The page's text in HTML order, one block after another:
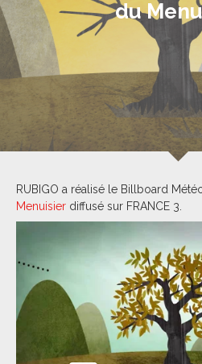
du
RUBIGO a réalisé le Billboard
Menuisier diffusé sur FRANCE 3.